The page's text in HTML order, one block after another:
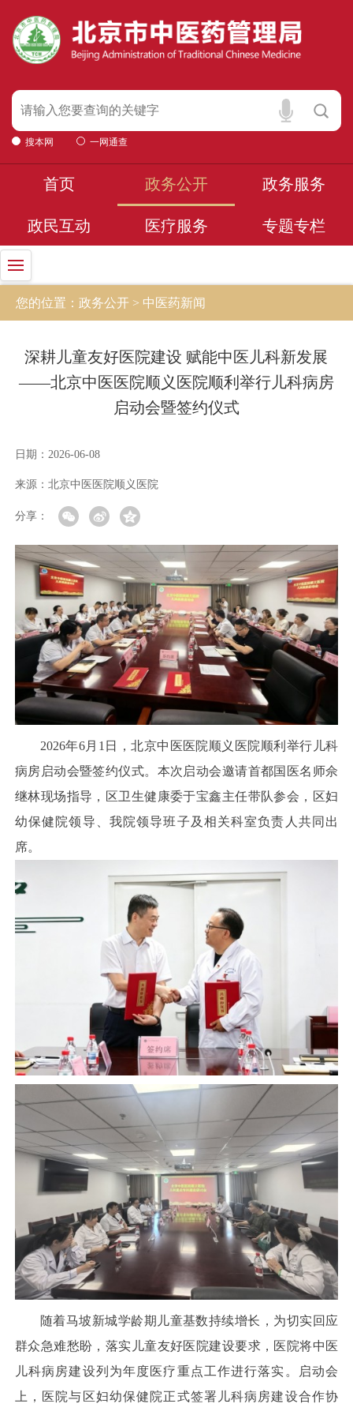
搜本网 一网通查
首页 政务公开 政务服务
政民互动 医疗服务 专题专栏
您的位置：政务公开 > 中医药新闻
深耕儿童友好医院建设 赋能中医儿科新发展
——北京中医医院顺义医院顺利举行儿科病房
启动会暨签约仪式
日期： 2026-06-08
来源： 北京中医医院顺义医院
分享：
2026年6月1日，北京中医医院顺义医院顺利举行儿科
病房启动会暨签约仪式。本次启动会邀请首都国医名师佘
继林现场指导，区卫生健康委于宝鑫主任带队参会，区妇
幼保健院领导、我院领导班子及相关科室负责人共同出
席。
随着马坡新城学龄期儿童基数持续增长，为切实回应
群众急难愁盼，落实儿童友好医院建设要求，医院将中医
儿科病房建设列为年度医疗重点工作进行落实。启动会
上，医院与区妇幼保健院正式签署儿科病房建设合作协